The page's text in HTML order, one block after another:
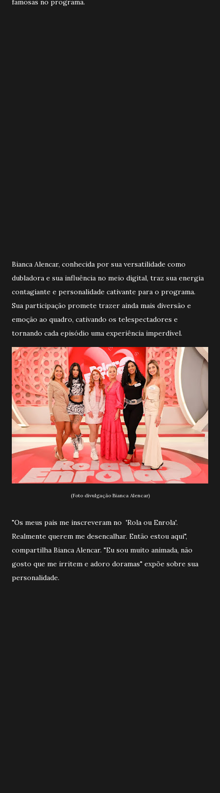
Bianca Alencar, conhecida por sua versatilidade como
dubladora e sua influência no meio digital, traz sua energia
contagiante e personalidade cativante para o programa.
Sua participação promete trazer ainda mais diversão e
emoção ao quadro, cativando os telespectadores e
tornando cada episódio uma experiência imperdível.
(Foto divulgação Bianca Alencar)
"Os meus pais me inscreveram no 'Rola ou Enrola'.
Realmente querem me desencalhar. Então estou aqui",
compartilha Bianca Alencar. "Eu sou muito animada, não
gosto que me irritem e adoro doramas" expõe sobre sua
personalidade.